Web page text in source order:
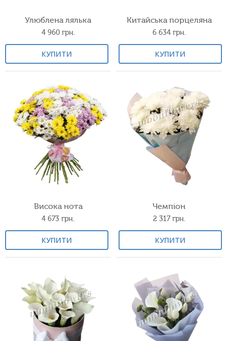
Улюблена лялька
4 960 грн.
КУПИТИ
Китайська порцеляна
6 634 грн.
КУПИТИ
Висока нота
4 673 грн.
КУПИТИ
Чемпіон
2 317грн.
КУПИТИ